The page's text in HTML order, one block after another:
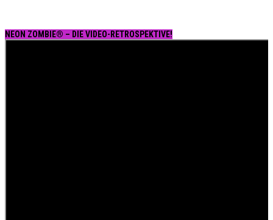
NEON ZOMBIE® – DIE VIDEO-RETROSPEKTIVE!